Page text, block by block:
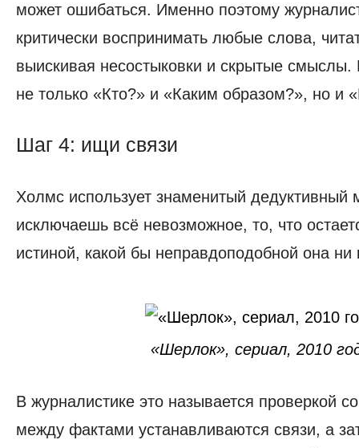
может ошибаться. Именно поэтому
критически воспринимать любые слова,
выискивая несостыковки и скрытые
не только «Кто?» и «Каким образом?», но и
Шаг 4: ищи связи
ищи
связи
Холмс использует знаменитый дедуктивный
исключаешь всё невозможное, то, что
истиной, какой бы неправдоподобной она ни
«Шерлок», сериал, 2010
В журналистике это называется проверкой
между фактами устанавливаются связи, а